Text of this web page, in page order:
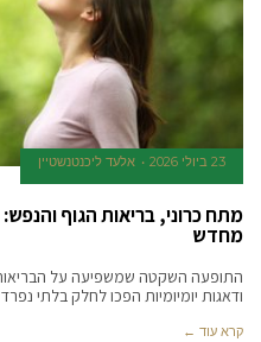
23 ביולי 2026 אלעד ליכנטנשטיין
מתח כרוני, בריאות הגוף
מחדש
התופעה השקטה שמשפיעה על
ודאגות יומיומיות הפכו לחלק בלתי
קרא עוד ←